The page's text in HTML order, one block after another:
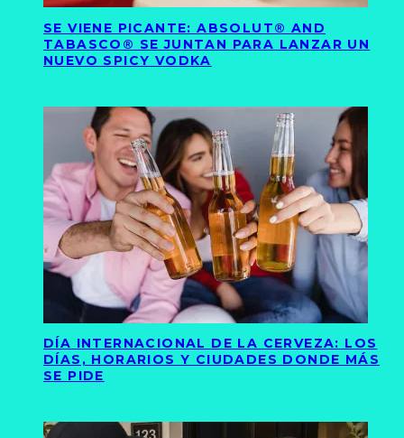
SE VIENE PICANTE: ABSOLUT® AND
TABASCO® SE JUNTAN PARA LANZAR UN
NUEVO SPICY VODKA
DÍA INTERNACIONAL DE LA CERVEZA: LOS
DÍAS, HORARIOS Y CIUDADES DONDE MÁS
SE PIDE